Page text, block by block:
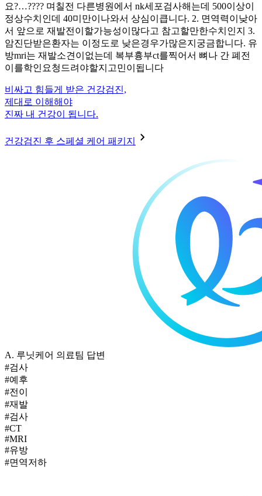
요?…???? 며칠전 다른병원에서 nk세포검사해는데 500이상이
정상수치인데 40미만이나와서 상심이큽니다. 2. 면역력이낮아
서 앞으로 재발전이할가능성이많다고 참고할만한수치인지 3.
암진단받은환자는 이정도로 낮은경우가많은지궁금합니다. 유
방mri는 재발소견이없는데 복부흉부ct를찍어서 뼈나 간 폐전
이를학인요청드려야할지고민이됩니다
비싸고 힘들게 받은 건강검진,
제대로 이해해야
진짜 내 건강이 됩니다.
건강검진 후 스페셜 케어 패키지
A. 루닛케어 의료팀 답변
#검사
#예후
#전이
#재발
#검사
#CT
#MRI
#유방
#면역저하